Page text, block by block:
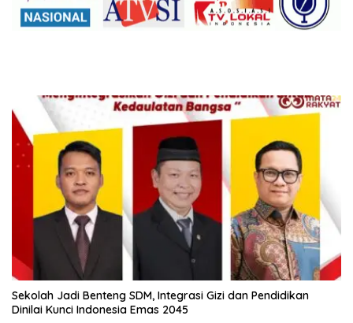
Sekolah Jadi Benteng SDM, Integrasi Gizi dan Pendidikan
Dinilai Kunci Indonesia Emas 2045